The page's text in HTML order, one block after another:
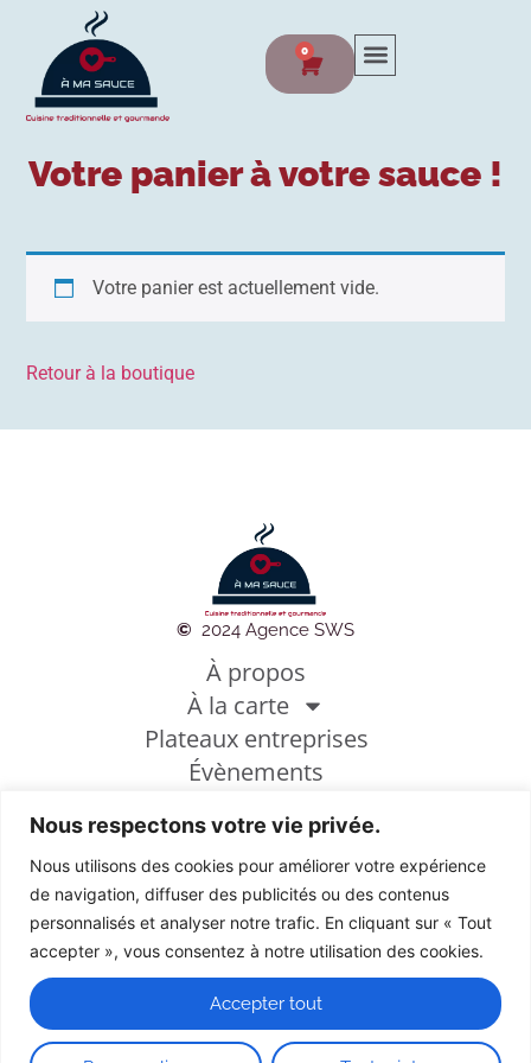
Nous respectons votre vie privée.
Nous utilisons des cookies pour améliorer votre expérience
de navigation, diffuser des publicités ou des contenus
personnalisés et analyser notre trafic. En cliquant sur « Tout
accepter », vous consentez à notre utilisation des cookies.
Accepter tout
0
Votre panier à votre sauce !
Votre panier est actuellement vide.
Retour à la boutique
À propos
À la carte
Plateaux entreprises
Évènements
Conditions générales de vente
Mentions légales
Politique de cookies
© 2024 Agence SWS
Découvrez de nouvelles saveurs